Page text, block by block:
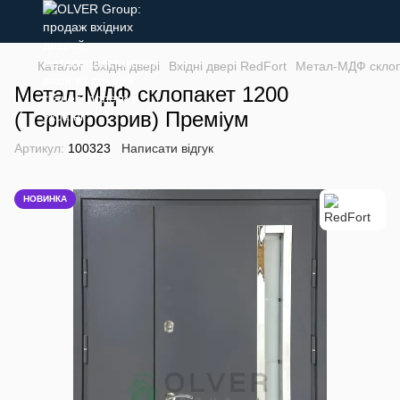
Каталог Вхідні двері Вхідні двері RedFort Метал-МДФ
Метал-МДФ склопакет 1200
(Терморозрив) Преміум
Артикул: 100323 Написати відгук
НОВИНКА